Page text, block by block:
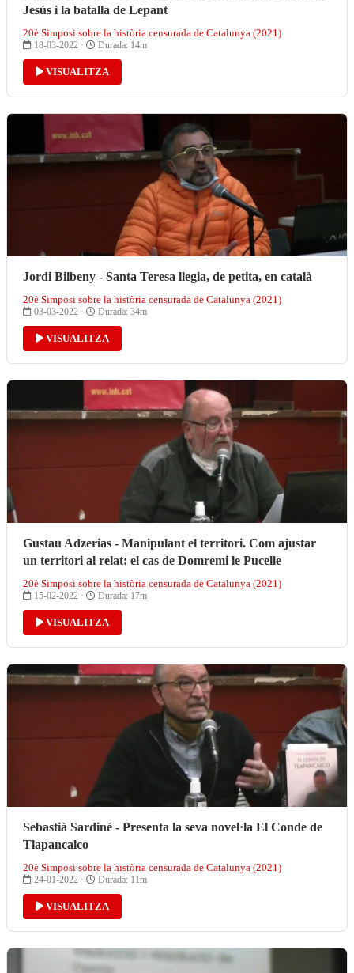
Jesús i la batalla de Lepant
20è Simposi sobre la història censurada de Catalunya (2021)
18-03-2022 · Durada: 14m
VISUALITZA
Jordi Bilbeny - Santa Teresa llegia, de petita, en català
20è Simposi sobre la història censurada de Catalunya (2021)
03-03-2022 · Durada: 34m
VISUALITZA
Gustau Adzerias - Manipulant el territori. Com ajustar
un territori al relat: el cas de Domremi le Pucelle
20è Simposi sobre la història censurada de Catalunya (2021)
15-02-2022 · Durada: 17m
VISUALITZA
Sebastià Sardiné - Presenta la seva novel·la El Conde de
Tlapancalco
20è Simposi sobre la història censurada de Catalunya (2021)
24-01-2022 · Durada: 11m
VISUALITZA